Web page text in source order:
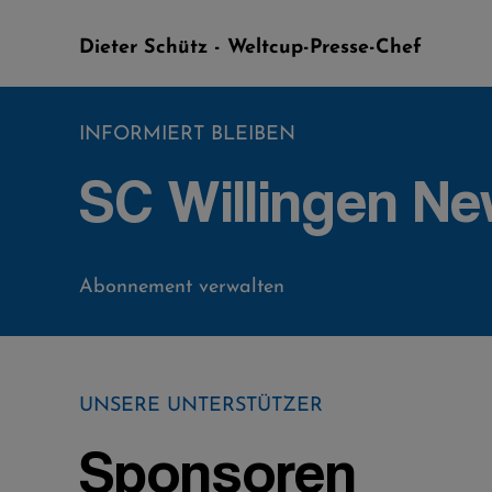
Dieter Schütz - Weltcup-Presse-Chef
INFORMIERT BLEIBEN
SC Willingen
Abonnement verwalten
UNSERE UNTERSTÜTZER
Sponsoren